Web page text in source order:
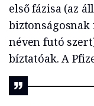
első fázisa (az
biztonságosnak
néven futó
bíztatóak. A